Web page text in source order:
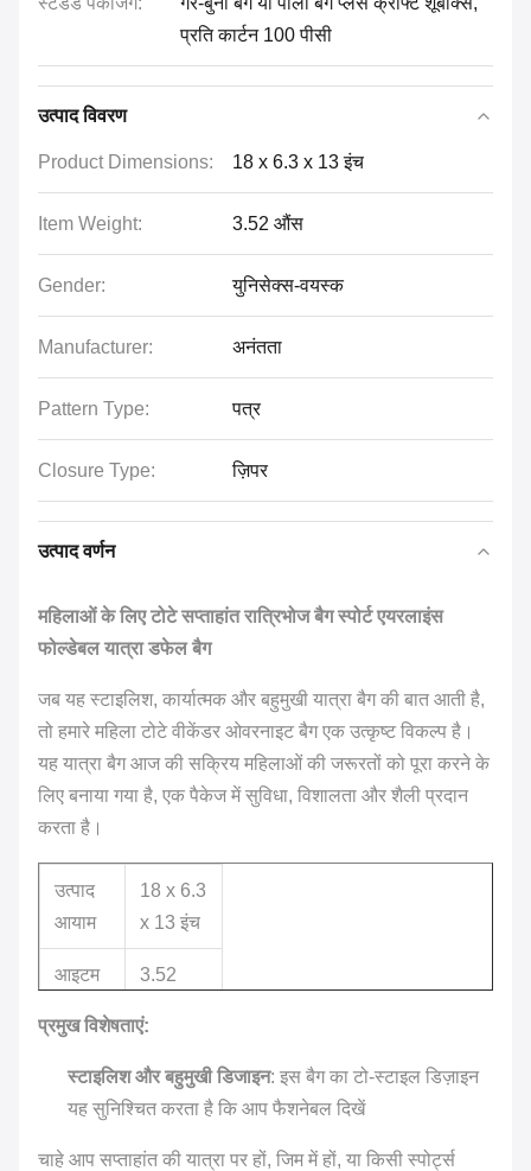
प्रति कार्टन 100 पीसी
उत्पाद विवरण
Product Dimensions: 18 x 6.3 x 13 इंच
Item Weight: 3.52 औंस
Gender: युनिसेक्स-वयस्क
Manufacturer: अनंतता
Pattern Type: पत्र
Closure Type: ज़िपर
उत्पाद वर्णन
महिलाओं के लिए टोटे सप्ताहांत रात्रिभोज बैग स्पोर्ट एयरलाइंस
फोल्डेबल यात्रा डफेल बैग
जब यह स्टाइलिश, कार्यात्मक और बहुमुखी यात्रा बैग की बात आती है,
तो हमारे महिला टोटे वीकेंडर ओवरनाइट बैग एक उत्कृष्ट विकल्प है।
यह यात्रा बैग आज की सक्रिय महिलाओं की जरूरतों को पूरा करने के
लिए बनाया गया है, एक पैकेज में सुविधा, विशालता और शैली प्रदान
करता है।
उत्पाद
आयाम
18 x 6.3
x 13 इंच
आइटम
3.52
लिंग
वयस्क
प्रमुख विशेषताएं:
स्टाइलिश और बहुमुखी डिजाइन: इस बैग का टो-स्टाइल डिज़ाइन
यह सुनिश्चित करता है कि आप फैशनेबल दिखें
चाहे आप सप्ताहांत की यात्रा पर हों, जिम में हों, या किसी स्पोर्ट्स